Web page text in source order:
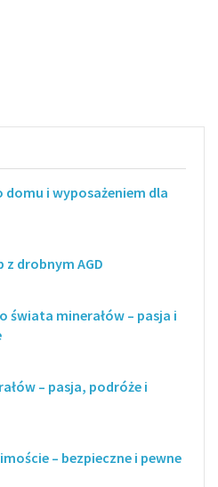
domu i wyposażeniem dla
drobnym AGD
świata minerałów – pasja i
– pasja, podróże i
– bezpieczne i pewne